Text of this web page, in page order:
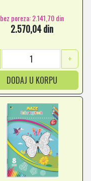
bez poreza: 2.141,70 din
2.570,04 din
+
DODAJ U KORPU